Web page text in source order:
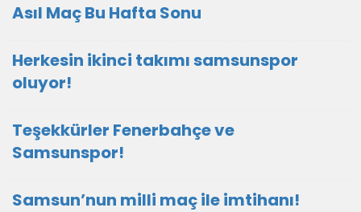
Asıl Maç Bu Hafta Sonu
Herkesin ikinci takımı samsunspor
oluyor!
Teşekkürler Fenerbahçe ve
Samsunspor!
Samsun’nun milli maç ile imtihanı!